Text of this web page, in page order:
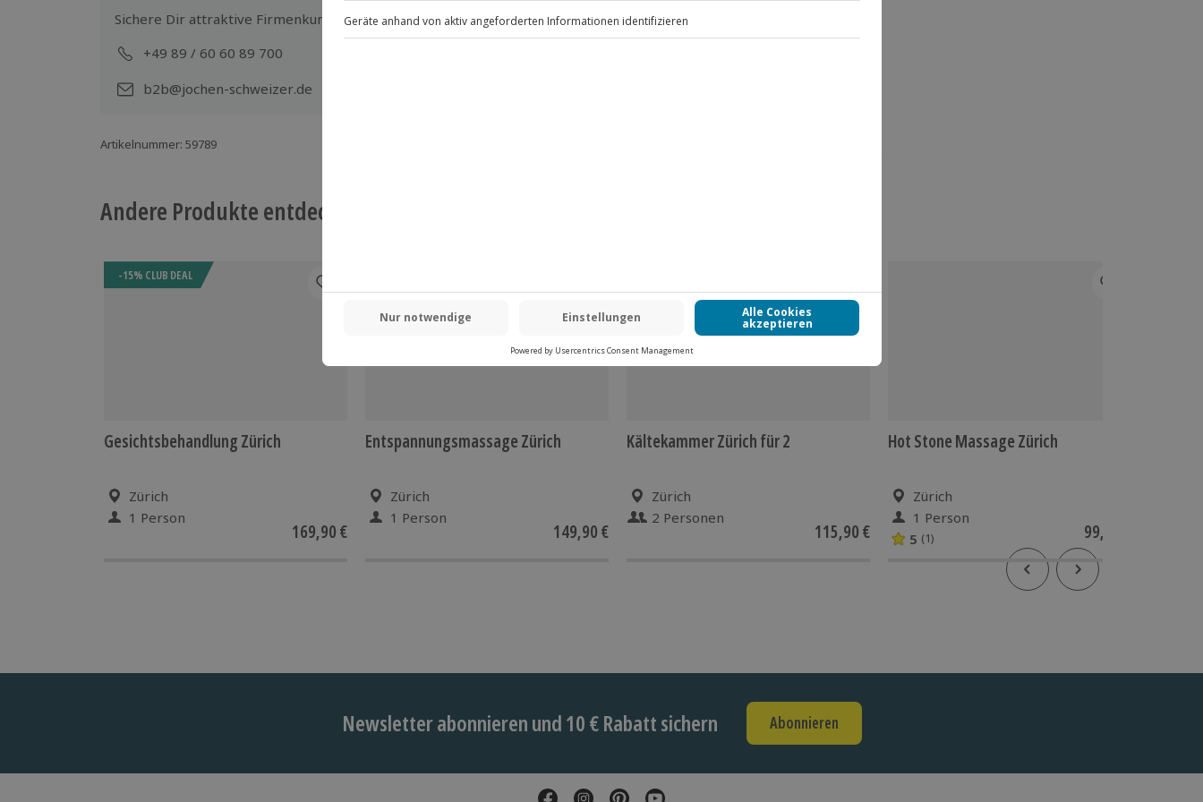
Sichere Dir attraktive Firmenkunden Vorteile.
+49 89 / 60 60 89 700
b2b@jochen-schweizer.de
Artikelnummer: 59789
Andere Produkte entdecken
-15% CLUB DEAL
Gesichtsbehandlung Zürich
Zürich
1 Person
169,90 €
Entspannungsmassage Zürich
Zürich
1 Person
149,90 €
Kältekammer Zürich für 2
Zürich
2 Personen
115,90 €
Hot Stone Massage Zürich
Zürich
1 Person
5 (1) 99,90 €
Newsletter abonnieren und 10 € Rabatt sichern Abonnieren